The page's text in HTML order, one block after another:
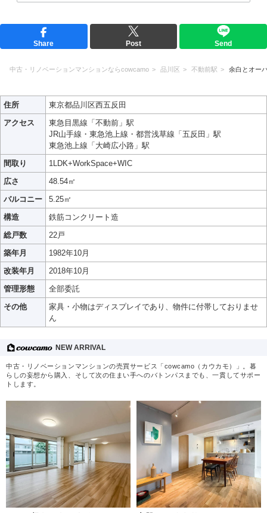
Share Post Send
中古・リノベーションマンションならcowcamo 品川区 不動前駅 余白とオー
住所
東京都品川区西五反田
アクセス
東急目黒線「不動前」駅
JR山手線・東急池上線・都営浅草線「五反田」駅
東急池上線「大崎広小路」駅
間取り
1LDK+WorkSpace+WIC
広さ
48.54㎡
バルコニー
5.25㎡
構造
鉄筋コンクリート造
総戸数
22戸
築年月
1982年10月
改装年月
2018年10月
管理形態
全部委託
その他
家具・小物はディスプレイであり、物件に付帯しておりませ
ん
NEW ARRIVAL
中古・リノベーションマンションの売買サービス「cowcamo（カウカモ）」。暮
らしの妄想から購入、そして次の住まい手へのバトンパスまでも、一貫してサポー
トします。